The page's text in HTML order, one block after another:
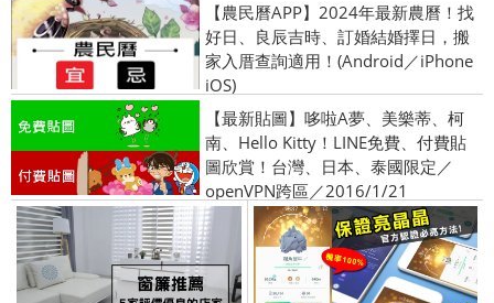
【農民曆APP】2024年最新農曆！找
好日、良辰吉時、訂婚結婚擇日，搬
家入厝查詢適用！(Android／iPhone
iOS)
【最新貼圖】哆啦A夢、美樂蒂、柯
南、Hello Kitty！LINE免費、付費貼
圖欣賞！台灣、日本、泰國限定／
openVPN跨區／2016/1/21